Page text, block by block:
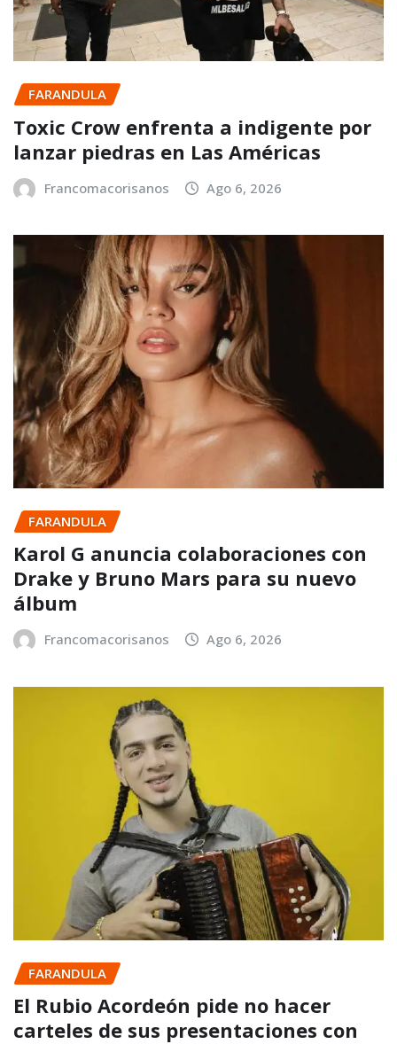
FARANDULA
Toxic Crow enfrenta a indigente por
lanzar piedras en Las Américas
Francomacorisanos Ago 6, 2026
FARANDULA
Karol G anuncia colaboraciones con
Drake y Bruno Mars para su nuevo
álbum
Francomacorisanos Ago 6, 2026
FARANDULA
El Rubio Acordeón pide no hacer
carteles de sus presentaciones con